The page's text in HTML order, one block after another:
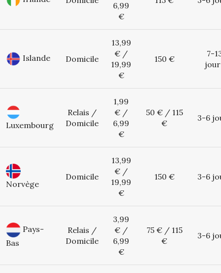
6,99
€
Islande Domicile
13,99
€ /
19,99
€
150 €
7-
Luxembourg
Relais /
Domicile
1,99
€ /
6,99
€
50 € / 115
€
3-6
Norvège
Domicile
13,99
€ /
19,99
€
150 € 3-6
Pays-
Bas
Relais /
Domicile
3,99
€ /
6,99
€
75 € / 115
€
3-6